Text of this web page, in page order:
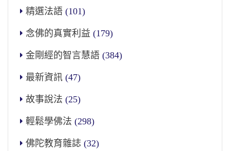
精選法語 (101)
念佛的真實利益 (179)
金剛經的智言慧語 (384)
最新資訊 (47)
故事說法 (25)
輕鬆學佛法 (298)
佛陀教育雜誌 (32)